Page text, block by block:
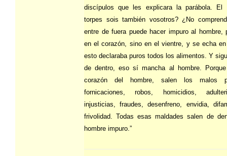
discípulos que les explicara la parábola. El
torpes sois también vosotros? ¿No
entre de fuera puede hacer impuro al hombre,
en el corazón, sino en el vientre, y se echa en
esto declaraba puros todos los alimentos. Y
de dentro, eso sí mancha al hombre.
corazón del hombre, salen los malos
fornicaciones, robos, homicidios,
injusticias, fraudes, desenfreno, envidia,
frivolidad. Todas esas maldades salen de
hombre impuro.”